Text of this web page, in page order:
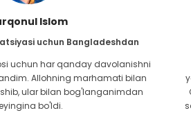
Islom
uchun Bangladeshdan
uchun har qanday davolanishni
Allohning marhamati bilan
ular bilan bog'langanimdan
bo'ldi.